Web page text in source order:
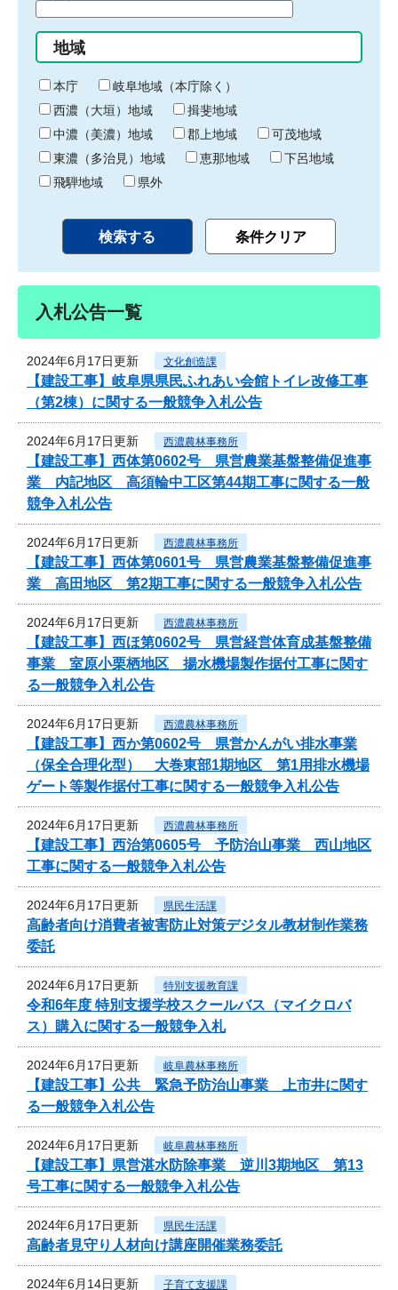
始
り
間
終
わ
り
地域
本庁
岐阜地域（本庁除く）
西濃（大垣）地域
揖斐地域
中濃（美濃）地域
郡上地域
可茂地域
東濃（多治見）地域
恵那地域
下呂地域
飛騨地域
県外
入札公告一覧
2024年6月17日更新 文化創造課
【建設工事】岐阜県県民ふれあい会館トイレ改修工事
（第2棟）に関する一般競争入札公告
2024年6月17日更新 西濃農林事務所
【建設工事】西体第0602号 県営農業基盤整備促進事
業 内記地区 高須輪中工区第44期工事に関する一般
競争入札公告
2024年6月17日更新 西濃農林事務所
【建設工事】西体第0601号 県営農業基盤整備促進事
業 高田地区 第2期工事に関する一般競争入札公告
2024年6月17日更新 西濃農林事務所
【建設工事】西ほ第0602号 県営経営体育成基盤整備
事業 室原小栗栖地区 揚水機場製作据付工事に関す
る一般競争入札公告
2024年6月17日更新 西濃農林事務所
【建設工事】西か第0602号 県営かんがい排水事業
（保全合理化型） 大巻東部1期地区 第1用排水機場
ゲート等製作据付工事に関する一般競争入札公告
2024年6月17日更新 西濃農林事務所
【建設工事】西治第0605号 予防治山事業 西山地区
工事に関する一般競争入札公告
2024年6月17日更新 県民生活課
高齢者向け消費者被害防止対策デジタル教材制作業務
委託
2024年6月17日更新 特別支援教育課
令和6年度 特別支援学校スクールバス（マイクロバ
ス）購入に関する一般競争入札
2024年6月17日更新 岐阜農林事務所
【建設工事】公共 緊急予防治山事業 上市井に関す
る一般競争入札公告
2024年6月17日更新 岐阜農林事務所
【建設工事】県営湛水防除事業 逆川3期地区 第13
号工事に関する一般競争入札公告
2024年6月17日更新 県民生活課
高齢者見守り人材向け講座開催業務委託
2024年6月14日更新 子育て支援課